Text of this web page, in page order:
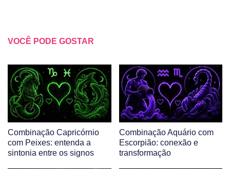
VOCÊ PODE GOSTAR
Combinação Capricórnio
com Peixes: entenda a
sintonia entre os signos
Combinação Aquário com
Escorpião: conexão e
transformação